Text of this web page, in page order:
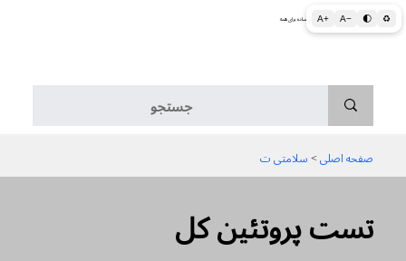
A+ A− 🌓 ♻ اطلاعات پزشکی و بهداشتی به زبان ساده برای همه
تست پروتئین کل
صفحه اصلی > سلامتی ت